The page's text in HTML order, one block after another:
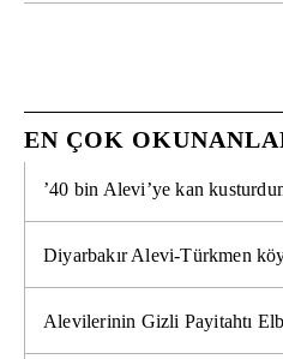
EN ÇOK
’40 bin Alevi’ye kan
Diyarbakır Alevi-Türkmen
Alevilerinin Gizli Payitahtı